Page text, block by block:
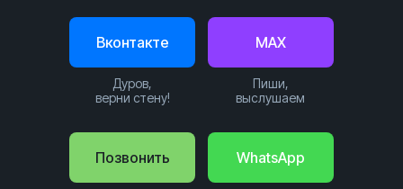
Позвонить WhatsApp
Вконтакте
Дуров,
верни стену!
MAX
Пиши,
выслушаем